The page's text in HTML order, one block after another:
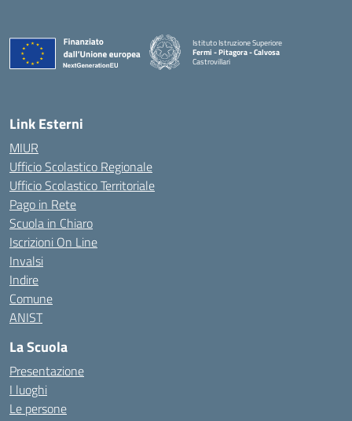
Istituto Istruzione Superiore
Fermi - Pitagora - Calvosa
Castrovillari
Link Esterni
MIUR
Ufficio Scolastico Regionale
Ufficio Scolastico Territoriale
Pago in Rete
Scuola in Chiaro
Iscrizioni On Line
Invalsi
Indire
Comune
ANIST
La Scuola
Presentazione
I luoghi
Le persone